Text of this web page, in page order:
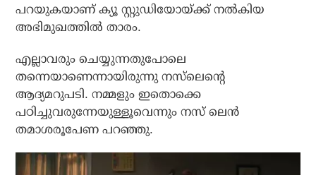
പറയുകയാണ് ക്യൂ സ്റ്റുഡിയോയ്ക്ക് നല്‍കിയ
അഭിമുഖത്തില്‍ താരം.
എല്ലാവരും ചെയ്യുന്നതുപോലെ
തന്നെയാണെന്നായിരുന്നു നസ്‌ലെന്റെ
ആദ്യമറുപടി. നമ്മളും ഇതൊക്കെ
പഠിച്ചുവരുന്നേയുള്ളൂവെന്നും നസ് ലെന്‍
തമാശരൂപേണ പറഞ്ഞു.